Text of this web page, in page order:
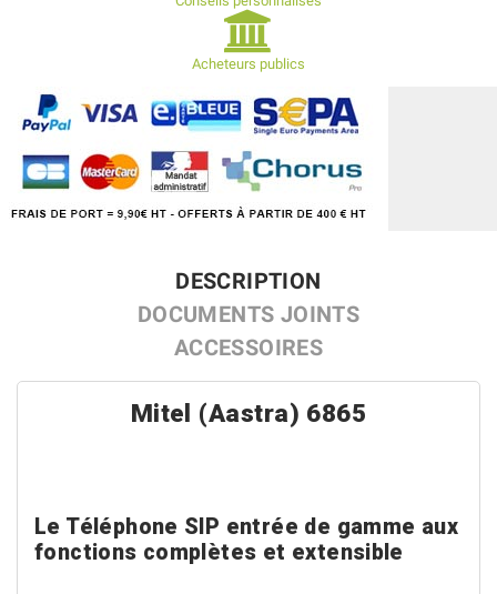
Acheteurs publics
DESCRIPTION
DOCUMENTS JOINTS
ACCESSOIRES
Mitel (Aastra) 6865
Le Téléphone SIP entrée de gamme aux
fonctions complètes et extensible